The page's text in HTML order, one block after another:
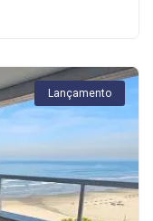
Lançamento